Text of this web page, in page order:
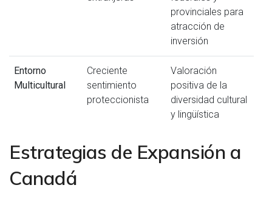
provinciales para
atracción de
inversión
Entorno
Multicultural
Creciente
sentimiento
proteccionista
Valoración
positiva de la
diversidad cultural
y lingüística
Estrategias de Expansión a
Canadá